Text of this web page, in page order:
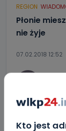
Kto jest
REGION
Płonie
nie żyje
07.02.2018 12:52